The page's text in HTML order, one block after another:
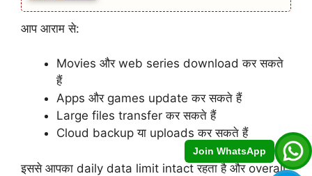
Join WhatsApp
आप आराम से:
Movies और web series download कर सकते
हैं
Apps और games update कर सकते हैं
Large files transfer कर सकते हैं
Cloud backup या uploads कर सकते हैं
इससे आपका daily data limit intact रहता है और overall